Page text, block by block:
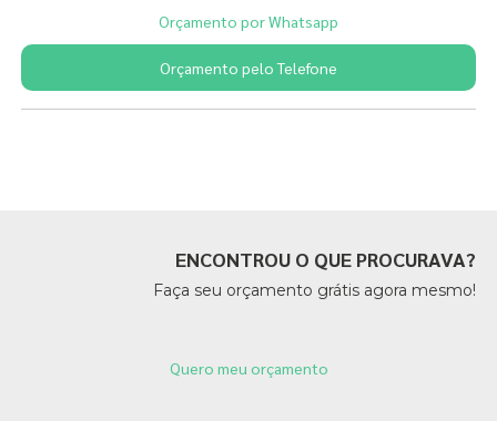
Orçamento por Whatsapp
Orçamento pelo Telefone
ENCONTROU O QUE PROCURAVA?
Faça seu orçamento grátis agora mesmo!
Quero meu orçamento